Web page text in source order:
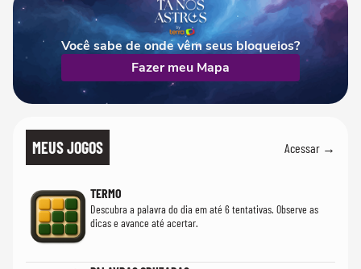
Você sabe de onde vêm seus bloqueios?
Fazer meu Mapa
MEUS JOGOS Acessar →
TERMO
Descubra a palavra do dia em até 6 tentativas. Observe as
dicas e avance até acertar.